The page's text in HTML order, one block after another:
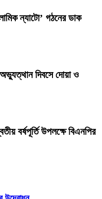
ন্যাটো’ গঠনের ডাক
দিবসে দোয়া ও
বর্ষপূর্তি উপলক্ষে বিএনপির